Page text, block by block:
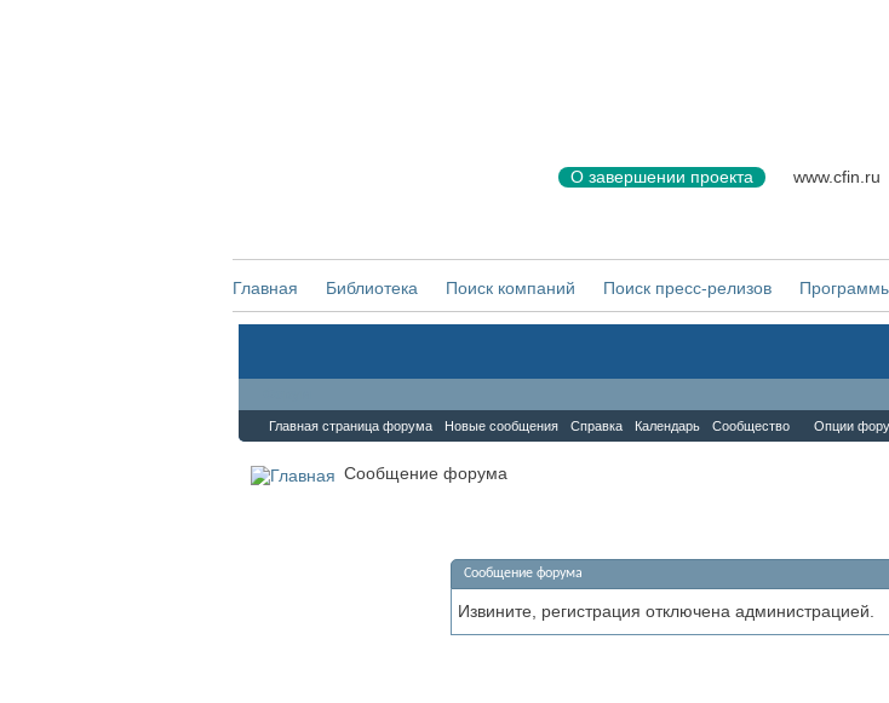
О завершении проекта www.cfin.ru
Главная Библиотека Поиск компаний Поиск пресс-релизов
Главная страница форума Новые сообщения Справка Календарь Сообщество Опции
Сообщение форума
Сообщение форума
Извините, регистрация отключена администрацией.